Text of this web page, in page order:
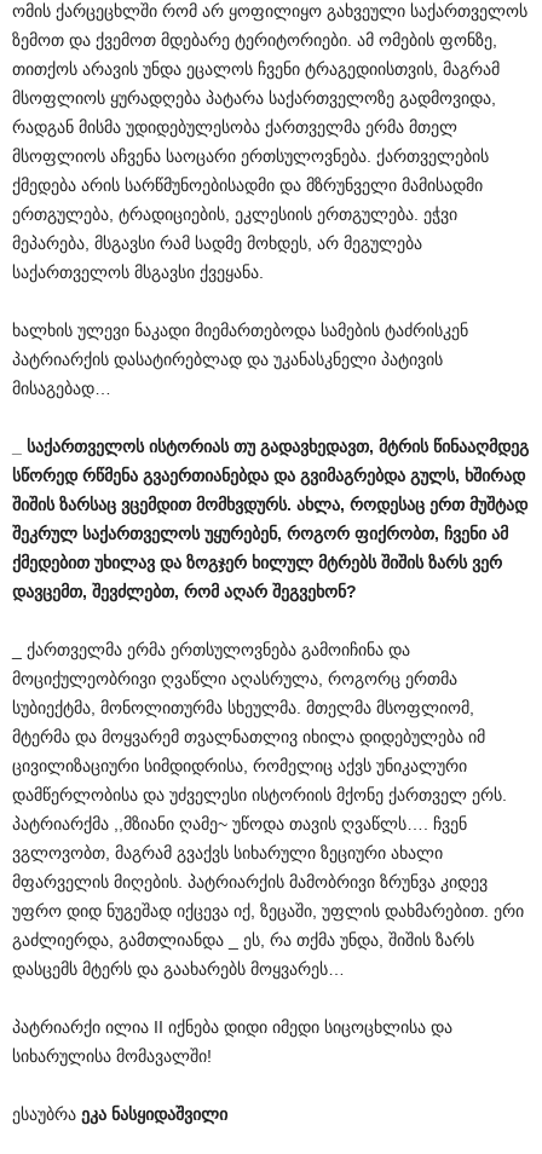
ომის ქარცეცხლში რომ არ ყოფილიყო გახვეული საქართველოს
ზემოთ და ქვემოთ მდებარე ტერიტორიები. ამ ომების ფონზე,
თითქოს არავის უნდა ეცალოს ჩვენი ტრაგედიისთვის, მაგრამ
მსოფლიოს ყურადღება პატარა საქართველოზე გადმოვიდა,
რადგან მისმა უდიდებულესობა ქართველმა ერმა მთელ
მსოფლიოს აჩვენა საოცარი ერთსულოვნება. ქართველების
ქმედება არის სარწმუნოებისადმი და მზრუნველი მამისადმი
ერთგულება, ტრადიციების, ეკლესიის ერთგულება. ეჭვი
მეპარება, მსგავსი რამ სადმე მოხდეს, არ მეგულება
საქართველოს მსგავსი ქვეყანა.
ხალხის ულევი ნაკადი მიემართებოდა სამების ტაძრისკენ
პატრიარქის დასატირებლად და უკანასკნელი პატივის
მისაგებად…
_ საქართველოს ისტორიას თუ გადავხედავთ, მტრის წინააღმდეგ
სწორედ რწმენა გვაერთიანებდა და გვიმაგრებდა გულს, ხშირად
შიშის ზარსაც ვცემდით მომხვდურს. ახლა, როდესაც ერთ მუშტად
შეკრულ საქართველოს უყურებენ, როგორ ფიქრობთ, ჩვენი ამ
ქმედებით უხილავ და ზოგჯერ ხილულ მტრებს შიშის ზარს ვერ
დავცემთ, შევძლებთ, რომ აღარ შეგვეხონ?
_ ქართველმა ერმა ერთსულოვნება გამოიჩინა და
მოციქულეობრივი ღვაწლი აღასრულა, როგორც ერთმა
სუბიექტმა, მონოლითურმა სხეულმა. მთელმა მსოფლიომ,
მტერმა და მოყვარემ თვალნათლივ იხილა დიდებულება იმ
ცივილიზაციური სიმდიდრისა, რომელიც აქვს უნიკალური
დამწერლობისა და უძველესი ისტორიის მქონე ქართველ ერს.
პატრიარქმა ,,მზიანი ღამე~ უწოდა თავის ღვაწლს…. ჩვენ
ვგლოვობთ, მაგრამ გვაქვს სიხარული ზეციური ახალი
მფარველის მიღების. პატრიარქის მამობრივი ზრუნვა კიდევ
უფრო დიდ ნუგეშად იქცევა იქ, ზეცაში, უფლის დახმარებით. ერი
გაძლიერდა, გამთლიანდა _ ეს, რა თქმა უნდა, შიშის ზარს
დასცემს მტერს და გაახარებს მოყვარეს…
პატრიარქი ილია II იქნება დიდი იმედი სიცოცხლისა და
სიხარულისა მომავალში!
ესაუბრა ეკა ნასყიდაშვილი